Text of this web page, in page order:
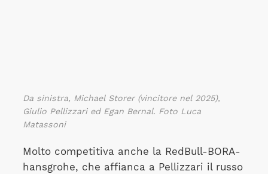
Da sinistra, Michael Storer (vincitore nel 2025),
Giulio Pellizzari ed Egan Bernal. Foto Luca
Matassoni
Molto competitiva anche la RedBull-BORA-
hansgrohe, che affianca a Pellizzari il russo